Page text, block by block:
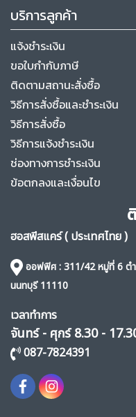
บริการลูกค้า
แจ้งชำระเงิน
ขอใบกำกับภาษี
ติดตามสถานะสั่งซื้อ
วิธีการสั่งซื้อและชำระเงิน
วิธีการสั่งซื้อ
วิธีการแจ้งชำระเงิน
ช่องทางการชำระเงิน
ข้อตกลงและเงื่อนไข
ฮอสพีสแคร์ ( ประเทศไทย )
ออฟฟิศ: 311/42 หมู่ที่ 6 ต
นนทบุรี 11110
เวลาทำการ
จันทร์ - ศุกร์ 8.30 -
087-7824391